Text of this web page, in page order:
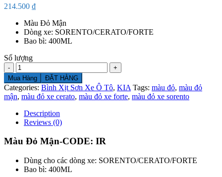
214.500 ₫
Màu Đỏ Mận
Dòng xe: SORENTO/CERATO/FORTE
Bao bì: 400ML
Số lượng
Số
lượng
Mua Hàng ĐẶT HÀNG
Categories: Bình Xịt Sơn Xe Ô Tô, KIA Tags: màu đỏ, màu đỏ
mận, màu đỏ xe cerato, màu đỏ xe forte, màu đỏ xe sorento
Description
Reviews (0)
Màu Đỏ Mận-CODE: IR
Dùng cho các dòng xe: SORENTO/CERATO/FORTE
Bao bì: 400ML